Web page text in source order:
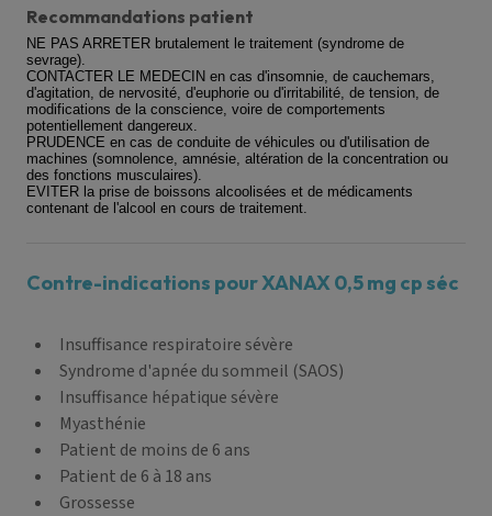
Recommandations patient
NE PAS ARRETER brutalement le traitement (syndrome de
sevrage).
CONTACTER LE MEDECIN en cas d'insomnie, de cauchemars,
d'agitation, de nervosité, d'euphorie ou d'irritabilité, de tension, de
modifications de la conscience, voire de comportements
potentiellement dangereux.
PRUDENCE en cas de conduite de véhicules ou d'utilisation de
machines (somnolence, amnésie, altération de la concentration ou
des fonctions musculaires).
EVITER la prise de boissons alcoolisées et de médicaments
contenant de l'alcool en cours de traitement.
Contre-indications pour XANAX 0,5 mg cp séc
Insuffisance respiratoire sévère
Syndrome d'apnée du sommeil (SAOS)
Insuffisance hépatique sévère
Myasthénie
Patient de moins de 6 ans
Patient de 6 à 18 ans
Grossesse